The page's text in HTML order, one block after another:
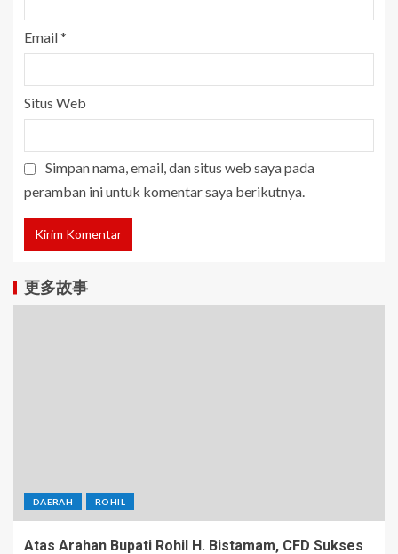
Email*
Situs Web
Simpan nama, email, dan situs web saya pada
peramban ini untuk komentar saya berikutnya.
更多故事
DAERAH ROHIL
Atas Arahan Bupati Rohil H. Bistamam, CFD Sukses